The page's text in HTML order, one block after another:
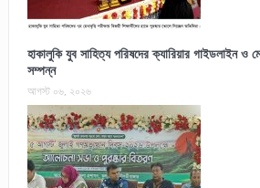
হাকালুকি যুব সাহিত্য পরিষদের ক্যারিয়ার গাইডলাইন ও
সম্পন্ন
আগস্ট ০৬, ২০২৬